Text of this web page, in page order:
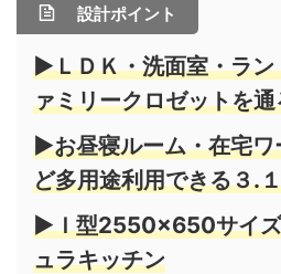
設計ポイント
▶ＬＤＫ・洗面室・ラン
ァミリークロゼットを
▶お昼寝ルーム・在宅ワ
ど多用途利用できる３.
▶Ｉ型2550×650サイズ
ュラキッチン